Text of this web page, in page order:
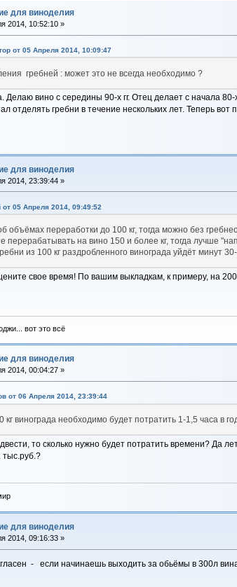
для виноделия
2014, 10:52:10 »
от 05 Апреля 2014, 10:09:47
гребней : может это не всегда необходимо ?
Делаю вино с середины 90-х гг. Отец делает с начала
отделять гребни в течение нескольких лет. Теперь
для виноделия
2014, 23:39:44 »
от 05 Апреля 2014, 09:49:52
объёмах переработки до 100 кг, тогда можно без
перерабатывать на вино 150 и более кг, тогда лучше
из 100 кг раздробленного винограда уйдёт минут
свое время! По вашим выкладкам, к примеру, на
вот это всё
для виноделия
2014, 00:04:27 »
от 06 Апреля 2014, 23:39:44
кг винограда необходимо будет потратить 1-1,5 часа в
то сколько нужно будет потратить времени? Да
тыс.руб.?
для виноделия
2014, 09:16:33 »
- если начинаешь выходить за обьёмы в 300л